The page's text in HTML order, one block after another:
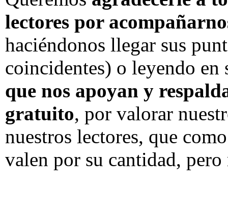
lectores por
haciéndonos llegar sus
coincidentes) o leyendo
que nos apoyan y
gratuito, por valorar
nuestros lectores, que
valen por su cantidad,